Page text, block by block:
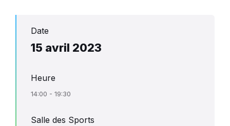
Date
15 avril 2023
Heure
14:00 - 19:30
Salle des Sports